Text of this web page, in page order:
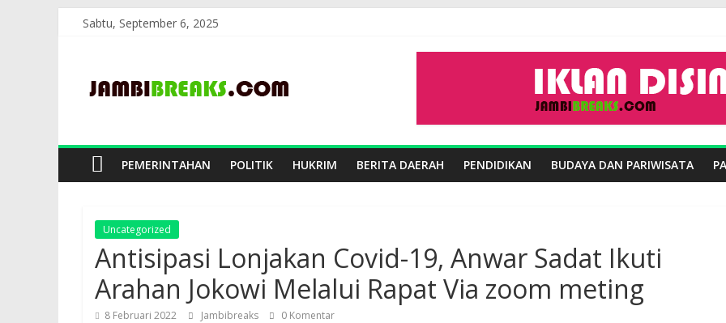
Sabtu, September 6, 2025
JambiBreaks
PEMERINTAHAN POLITIK HUKRIM BERITA DAERAH PENDIDIKAN BUDAYA DAN PARIWISATA
Uncategorized
Antisipasi Lonjakan Covid-19, Anwar Sadat Ikuti
Arahan Jokowi Melalui Rapat Via zoom meting
8 Februari 2022 Jambibreaks 0 Komentar